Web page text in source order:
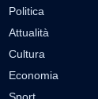
Politica
Attualità
Cultura
Economia
Sport